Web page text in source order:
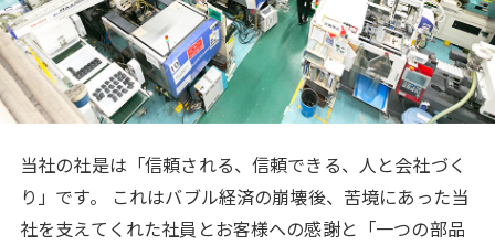
当社の社是は「信頼される、信頼できる、⼈と会社づく
り」です。 これはバブル経済の崩壊後、苦境にあった当
社を⽀えてくれた社員とお客様への感謝と「⼀つの部品